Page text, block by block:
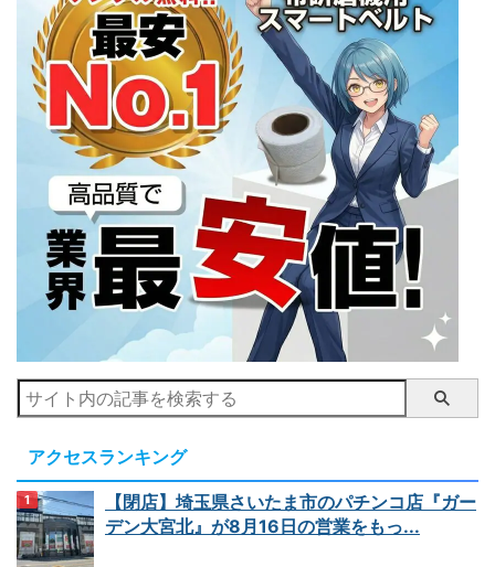
アクセスランキング
【閉店】埼玉県さいたま市のパチンコ店『ガー
デン大宮北』が8月16日の営業をもっ...